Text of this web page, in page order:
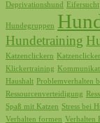
Deprivationshund
Eifersucht
Hundegruppen
Hundetraining
Katzenclickern
Klickertraining
Haushalt Problemverhalten
Ressourcenverteidigung
Spaß mit Katzen Stress bei
Verhalten formen Verhalten